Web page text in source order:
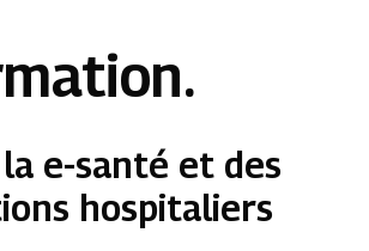
e-santé et des
hospitaliers